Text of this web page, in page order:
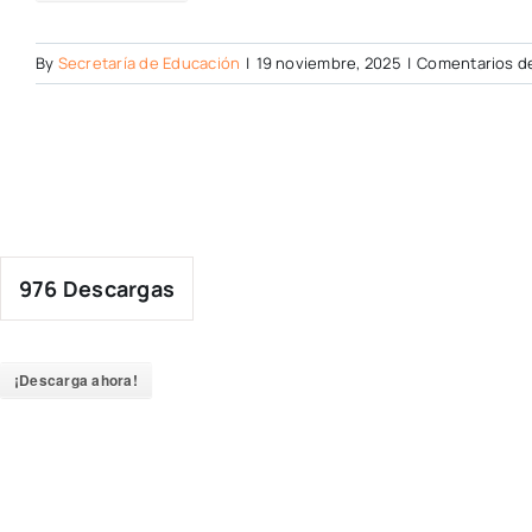
By Secretaría de Educación | 19 noviembre, 2025 | Comentarios
976 Descargas
¡Descarga ahora!